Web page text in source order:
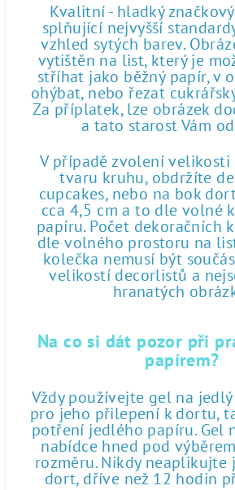
Kvalitní - hladký
splňující nejvyšší
vzhled sytých barev.
vytištěn na list, který je
stříhat jako běžný papír, v
ohýbat, nebo řezat
Za příplatek, lze obrázek
a tato starost Vám
V případě zvolení velikosti
tvaru kruhu, obdržíte
cupcakes, nebo na bok
cca 4,5 cm a to dle volné
papíru. Počet dekoračních
dle volného prostoru na
kolečka nemusí být
velikostí decorlistů a
hranatých
Na co si dát pozor při
papírem?
Vždy používejte gel na
pro jeho přilepení k dortu,
potření jedlého papíru. Gel
nabídce hned pod
rozměru. Nikdy neaplikujte
dort, dříve než 12 hodin